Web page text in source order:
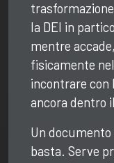
la DEI in
mentre
fisicamente
incontrare con
ancora dentro
Un
basta. Serve